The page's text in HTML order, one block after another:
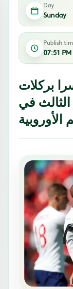
Day
Sunday
Publish
07:51 PM
بركلات
في
الأوروبية